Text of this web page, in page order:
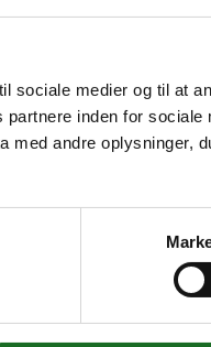
sociale medier og til at
inden for sociale
med andre oplysninger,
Ny plan:
sælges til
6. august 2026